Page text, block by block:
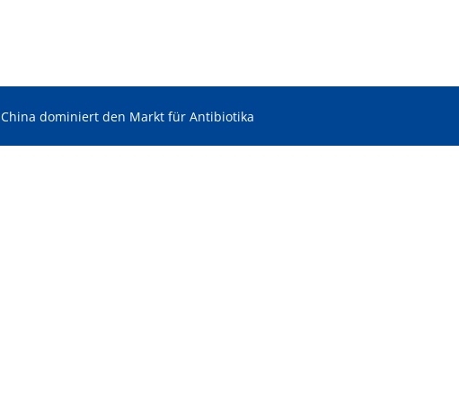
China dominiert den Markt für Antibiotika